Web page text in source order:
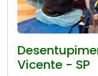
Vicente - SP